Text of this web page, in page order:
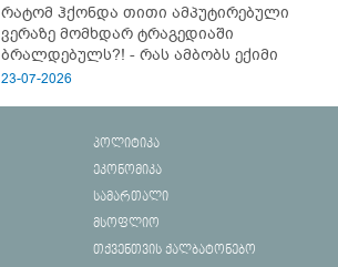
რატომ ჰქონდა თითი ამპუტირებული
ვერაზე მომხდარ ტრაგედიაში
ბრალდებულს?! - რას ამბობს ექიმი
23-07-2026
პოლიტიკა
ეკონომიკა
სამართალი
მსოფლიო
თქვენთვის ქალბატონებო